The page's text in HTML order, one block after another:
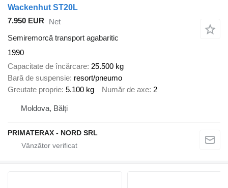
Wackenhut ST20L
7.950 EUR
Net
Semiremorcă transport agabaritic
1990
Capacitate de încărcare 25.500 kg
Bară de suspensie resort/pneumo
Greutate proprie 5.100 kg Număr de axe 2
Moldova, Bălți
PRIMATERAX - NORD SRL